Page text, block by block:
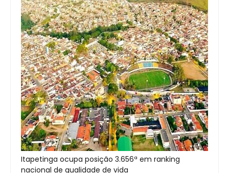
Itapetinga ocupa posição 3.656ª em ranking
nacional de qualidade de vida